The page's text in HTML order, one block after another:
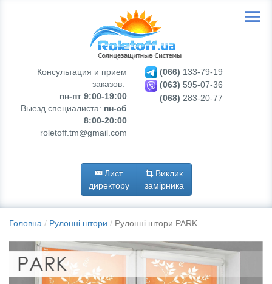
Консультация и прием
заказов:
пн-пт 9:00-19:00
Выезд специалиста: пн-сб
8:00-20:00
roletoff.tm@gmail.com
(066) 133-79-19
(063) 595-07-36
(068) 283-20-77
Лист
директору
Виклик
замірника
Головна Рулонні штори Рулонні штори PARK